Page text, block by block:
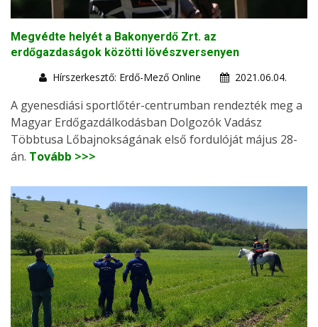
Megvédte helyét a Bakonyerdő Zrt. az
erdőgazdaságok közötti lövészversenyen
Hírszerkesztő: Erdő-Mező Online
2021.06.04.
A gyenesdiási sportlőtér-centrumban rendezték meg a
Magyar Erdőgazdálkodásban Dolgozók Vadász
Többtusa Lőbajnokságának első fordulóját május 28-
án. Tovább >>>